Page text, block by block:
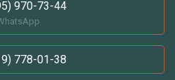
970-73-44
778-01-38